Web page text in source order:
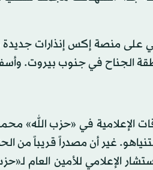
على منصة إكس إنذارات
الجناح في جنوب بيروت.
الإعلامية في «حزب الله»
نتنياهو. غير أن مصدراً قريباً من
الإعلامي للأمين العام